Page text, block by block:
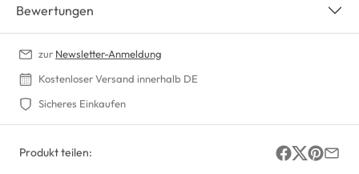
Bewertungen
zur Newsletter-Anmeldung
Kostenloser Versand innerhalb DE
Sicheres Einkaufen
Produkt teilen: